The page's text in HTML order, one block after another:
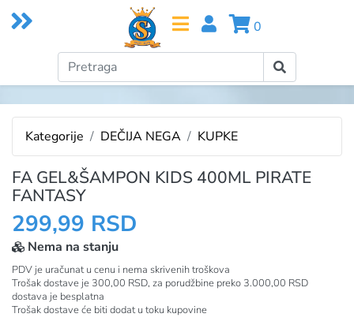
0
Kategorije DEČIJA NEGA KUPKE
FA GEL&ŠAMPON KIDS 400ML PIRATE
FANTASY
299,99 RSD
Nema na stanju
PDV je uračunat u cenu i nema skrivenih troškova
Trošak dostave je 300,00 RSD, za porudžbine preko 3.000,00 RSD
dostava je besplatna
Trošak dostave će biti dodat u toku kupovine